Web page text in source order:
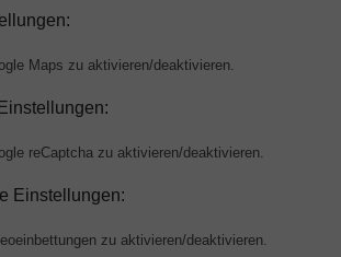
Maps zu aktivieren/deaktivieren.
reCaptcha zu aktivieren/deaktivieren.
Einstellungen:
zu aktivieren/deaktivieren.